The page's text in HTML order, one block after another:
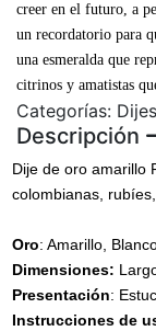
creer en el futuro, a
un recordatorio para
una esmeralda que
citrinos y amatistas
Categorías:
Descripción
Dije de oro amarillo
colombianas,
Oro: Amarillo,
Dimensiones:
Presentación:
Instrucciones de